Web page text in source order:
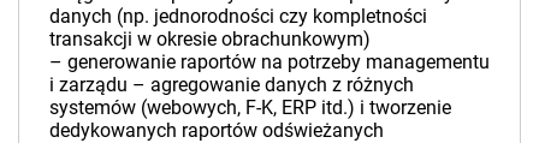
danych (np. jednorodności czy kompletności
transakcji w okresie obrachunkowym)
– generowanie raportów na potrzeby managementu
i zarządu – agregowanie danych z różnych
systemów (webowych, F-K, ERP itd.) i tworzenie
dedykowanych raportów odświeżanych